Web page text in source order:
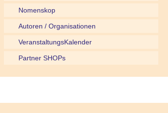
Nomenskop
Autoren / Organisationen
VeranstaltungsKalender
Partner SHOPs